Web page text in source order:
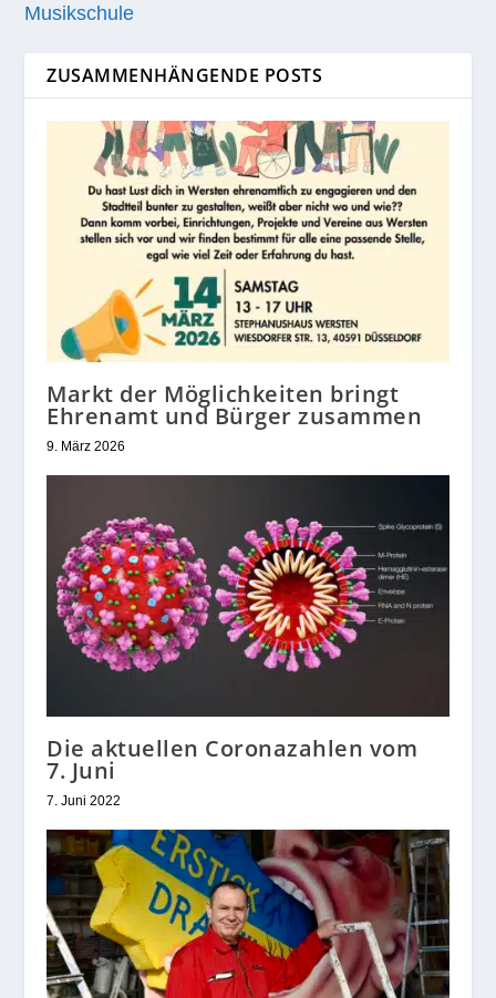
Musikschule
ZUSAMMENHÄNGENDE POSTS
Markt der Möglichkeiten bringt
Ehrenamt und Bürger zusammen
9. März 2026
Die aktuellen Coronazahlen vom
7. Juni
7. Juni 2022